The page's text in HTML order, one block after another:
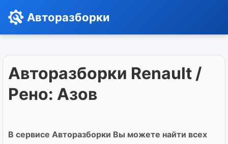
Авторазборки
Авторазборки Renault /
Рено: Азов
В сервисе Авторазборки Вы можете найти всех